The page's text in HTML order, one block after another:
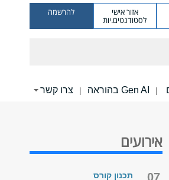
אזור אישי
לסטודנטים.יות
להרשמה
| Gen AI בהוראה | צרו קשר
אירועים
07 תכנון קורס